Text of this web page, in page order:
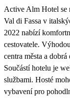
Active Alm Hotel se
Val di Fassa v
2022 nabízí
cestovatele.
centra města a
Součástí hotelu je
službami. Hosté
vybavení pro